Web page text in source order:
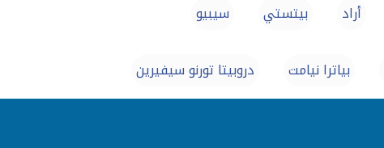
أراد بيتستي سيبيو
بياترا نيامت دروبيتا تورنو سيفيرين